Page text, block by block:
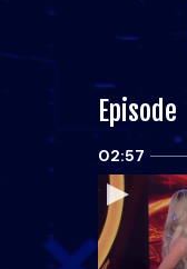
Episode
02:57